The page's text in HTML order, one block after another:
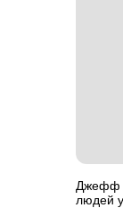
Джефф
людей у